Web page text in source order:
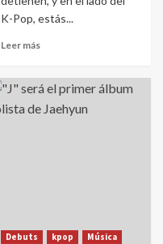
K-Pop, estás...
Leer más
Debuts kpop Música